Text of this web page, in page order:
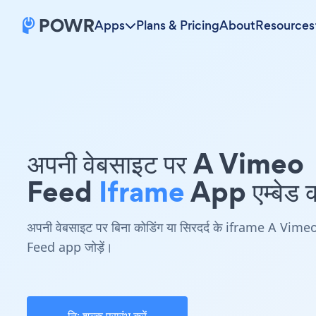
Apps Plans & PricingAboutResources
अपनी वेबसाइट पर A Vimeo
Feed IframeApp एम्बेड
अपनी वेबसाइट पर बिना कोडिंग या सिरदर्द के iframe A
Feed app जोड़ें।